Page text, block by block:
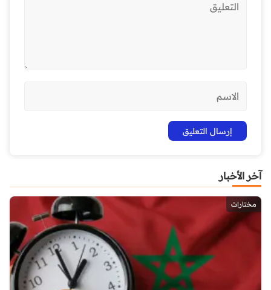
آخر الأخبار
مختارات